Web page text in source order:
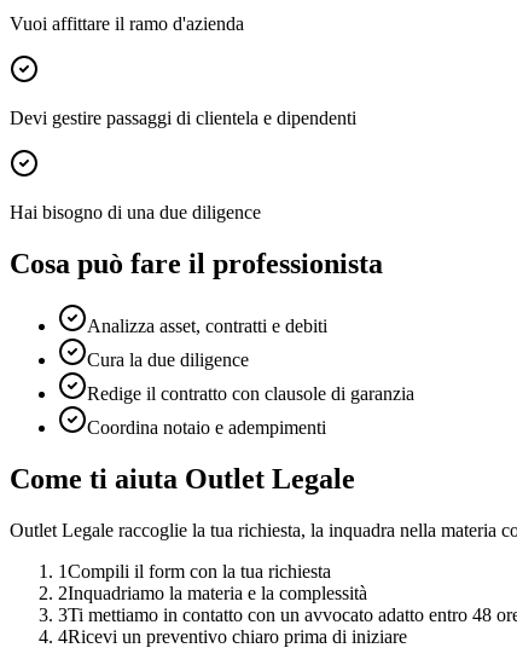
Vuoi affittare il ramo d'azienda
Devi gestire passaggi di clientela e dipendenti
Hai bisogno di una due diligence
Cosa può fare il professionista
Analizza asset, contratti e debiti
Cura la due diligence
Redige il contratto con clausole di garanzia
Coordina notaio e adempimenti
Come ti aiuta Outlet Legale
Outlet Legale raccoglie la tua richiesta, la inquadra nella materia
1Compili il form con la tua richiesta
2Inquadriamo la materia e la complessità
3Ti mettiamo in contatto con un avvocato adatto entro 48
4Ricevi un preventivo chiaro prima di iniziare